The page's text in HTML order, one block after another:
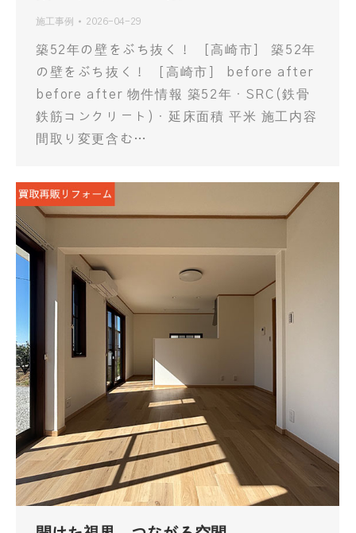
施工事例 2026-04-29
築52年の壁をぶち抜く！ ［高崎市］ 築52年
の壁をぶち抜く！ ［高崎市］ before after
before after 物件情報 築52年・SRC(鉄骨
鉄筋コンクリート)・延床面積 平米 施工内容
間取り変更含む…